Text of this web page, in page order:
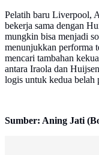
Pelatih baru Liverpool,
bekerja sama dengan
mungkin bisa menjadi
menunjukkan performa
mencari tambahan
antara Iraola dan
logis untuk kedua belah
Sumber: Aning Jati